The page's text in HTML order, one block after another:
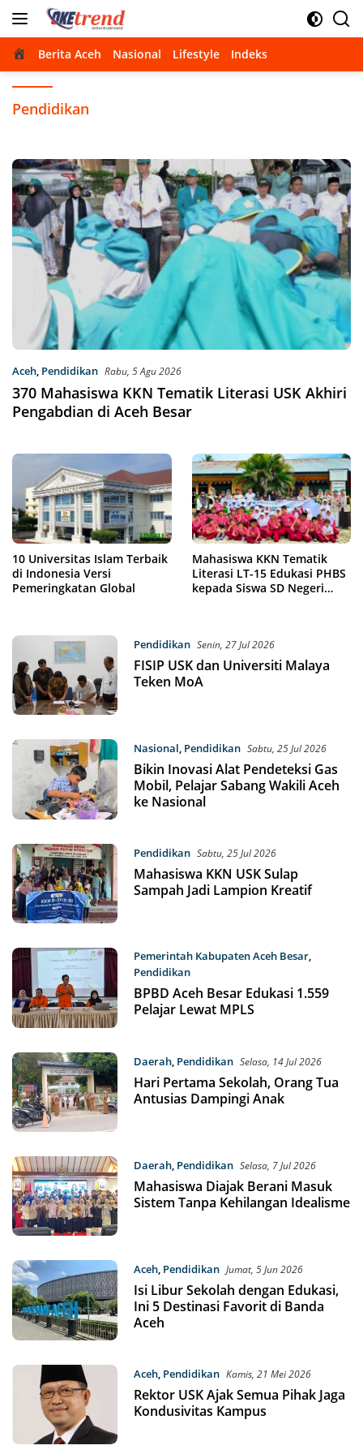
Langsung
Beranda
Berita Aceh Nasional Lifestyle Indeks
Pendidikan
Aceh, Pendidikan Rabu, 5 Agu 2026
370 Mahasiswa KKN Tematik Literasi USK Akhiri
Pengabdian di Aceh Besar
10 Universitas Islam Terbaik
di Indonesia Versi
Pemeringkatan Global
Mahasiswa KKN Tematik
Literasi LT-15 Edukasi PHBS
kepada Siswa SD Negeri
Pendidikan Senin, 27 Jul 2026
FISIP USK dan Universiti Malaya
Teken MoA
Nasional, Pendidikan Sabtu, 25 Jul 2026
Bikin Inovasi Alat Pendeteksi Gas
Mobil, Pelajar Sabang Wakili Aceh
ke Nasional
Pendidikan Sabtu, 25 Jul 2026
Mahasiswa KKN USK Sulap
Sampah Jadi Lampion Kreatif
Pemerintah Kabupaten Aceh Besar,
Pendidikan
Kamis, 23 Jul 2026
BPBD Aceh Besar Edukasi 1.559
Pelajar Lewat MPLS
Daerah, Pendidikan Selasa, 14 Jul 2026
Hari Pertama Sekolah, Orang Tua
Antusias Dampingi Anak
Daerah, Pendidikan Selasa, 7 Jul 2026
Mahasiswa Diajak Berani Masuk
Sistem Tanpa Kehilangan Idealisme
Aceh, Pendidikan Jumat, 5 Jun 2026
Isi Libur Sekolah dengan Edukasi,
Ini 5 Destinasi Favorit di Banda
Aceh
Aceh, Pendidikan Kamis, 21 Mei 2026
Rektor USK Ajak Semua Pihak Jaga
Kondusivitas Kampus